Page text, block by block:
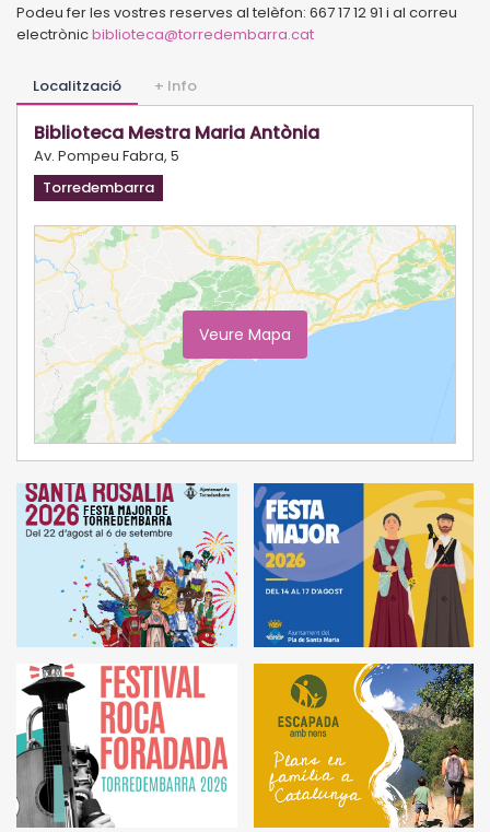
Podeu fer les vostres reserves al telèfon: 667 17 12 91 i al correu
electrònicbiblioteca@torredembarra.cat
Localització + Info
Biblioteca Mestra Maria Antònia
Av. Pompeu Fabra, 5
Torredembarra
Veure Mapa